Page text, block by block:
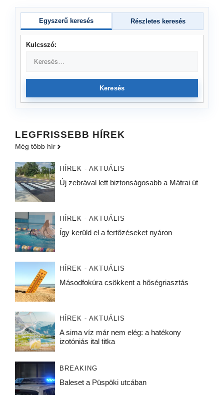
Egyszerű keresés Részletes keresés
Kulcsszó:
Keresés
LEGFRISSEBB HÍREK
Még több hír
HÍREK - AKTUÁLIS
Új zebrával lett biztonságosabb a Mátrai út
HÍREK - AKTUÁLIS
Így kerüld el a fertőzéseket nyáron
HÍREK - AKTUÁLIS
Másodfokúra csökkent a hőségriasztás
HÍREK - AKTUÁLIS
A sima víz már nem elég: a hatékony
izotóniás ital titka
BREAKING
Baleset a Püspöki utcában